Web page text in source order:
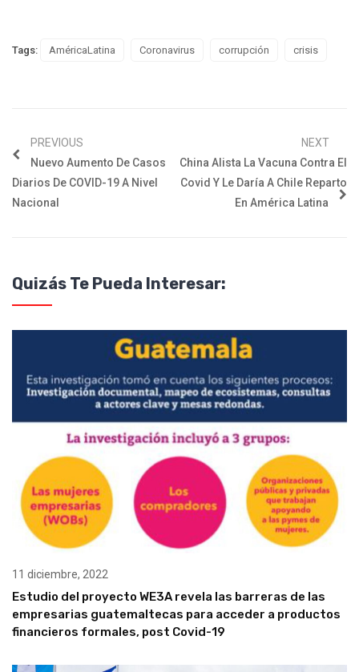
Tags: AméricaLatina Coronavirus corrupción crisis
PREVIOUS
Nuevo Aumento De Casos
Diarios De COVID-19 A Nivel
Nacional
NEXT
China Alista La Vacuna Contra El
Covid Y Le Daría A Chile Reparto
En América Latina
Quizás Te Pueda Interesar:
11 diciembre, 2022
Estudio del proyecto WE3A revela las barreras de las
empresarias guatemaltecas para acceder a productos
financieros formales, post Covid-19